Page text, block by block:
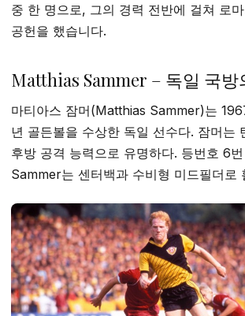
중 한 명으로, 그의 경력 전반에 걸쳐 로
공헌을 했습니다.
Matthias Sammer – 독일 국방
마티아스 잠머(Matthias Sammer)는
년 골든볼을 수상한 독일 선수다. 잠머는
후방 공격 능력으로 유명하다. 등번호 6
Sammer는 센터백과 수비형 미드필더로